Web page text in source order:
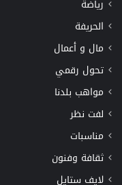
رياضة
الحريفة
مال و أعمال
تحول رقمي
مواهب بلدنا
لفت نظر
مناسبات
ثقافة وفنون
لايف ستايل